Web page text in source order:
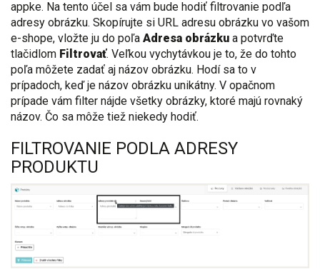
appke. Na tento účel sa vám bude hodiť filtrovanie podľa
adresy obrázku. Skopírujte si URL adresu obrázku vo vašom
e-shope, vložte ju do poľa Adresa obrázku a potvrďte
tlačidlom Filtrovať. Veľkou vychytávkou je to, že do tohto
poľa môžete zadať aj názov obrázku. Hodí sa to v
prípadoch, keď je názov obrázku unikátny. V opačnom
prípade vám filter nájde všetky obrázky, ktoré majú rovnaký
názov. Čo sa môže tiež niekedy hodiť.
FILTROVANIE PODLA ADRESY
PRODUKTU